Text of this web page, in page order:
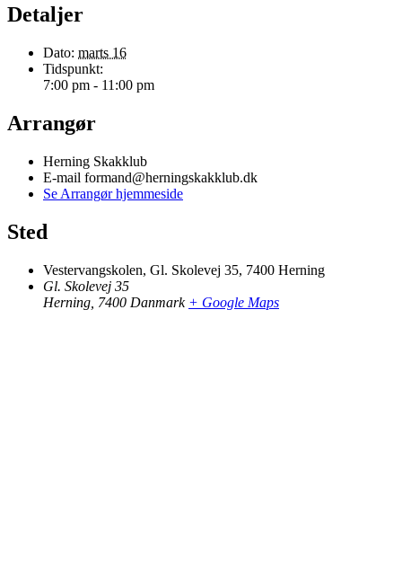
Detaljer
Dato: marts 16
Tidspunkt:
7:00 pm - 11:00 pm
Arrangør
Herning Skakklub
E-mail formand@herningskakklub.dk
Se Arrangør hjemmeside
Sted
Vestervangskolen, Gl. Skolevej 35, 7400 Herning
Gl. Skolevej 35
Herning 7400 Danmark + Google Maps